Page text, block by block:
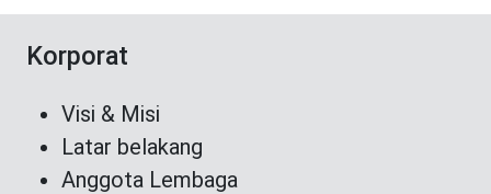
Korporat
Visi & Misi
Latar belakang
Anggota Lembaga